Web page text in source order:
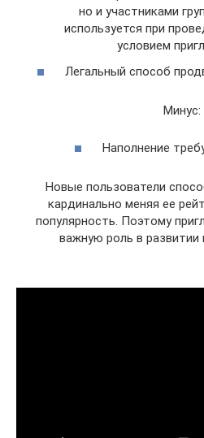
но и участниками
используется при
условием
Легальный способ
Минус:
Наполнение
Новые пользователи
кардинально меняя ее
популярность. Поэтому
важную роль в развитии